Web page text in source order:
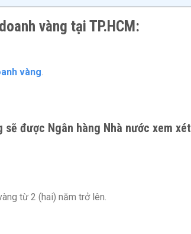
vàng tại TP.HCM:
vàng
sẽ được Ngân hàng Nhà nước xem xét
từ 2 (hai) năm trở lên.